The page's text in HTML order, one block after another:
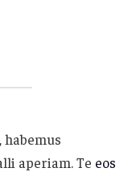
aperiam. Te eos